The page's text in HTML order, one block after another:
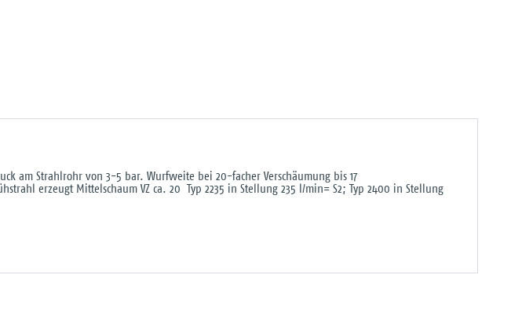
am Strahlrohr von 3-5 bar. Wurfweite bei 20-facher Verschäumung bis 17
erzeugt Mittelschaum VZ ca. 20 Typ 2235 in Stellung 235 l/min= S2; Typ 2400 in Stellung